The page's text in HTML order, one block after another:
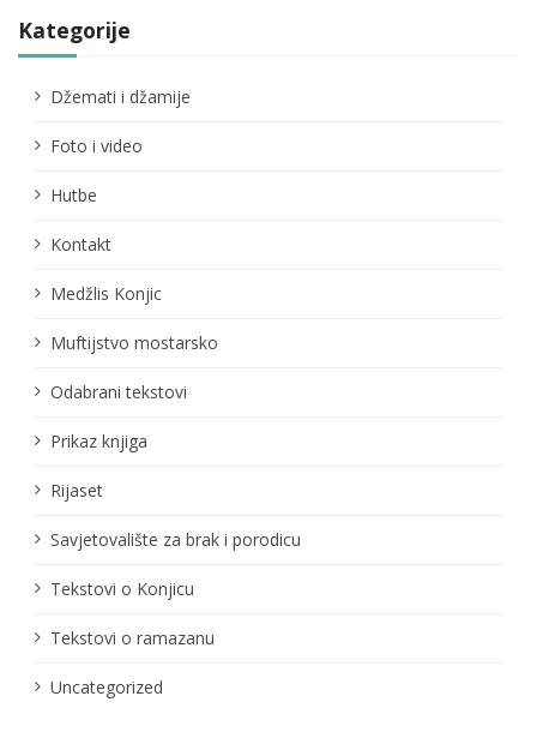
Kategorije
Džemati i džamije
Foto i video
Hutbe
Kontakt
Medžlis Konjic
Muftijstvo mostarsko
Odabrani tekstovi
Prikaz knjiga
Rijaset
Savjetovalište za brak i porodicu
Tekstovi o Konjicu
Tekstovi o ramazanu
Uncategorized